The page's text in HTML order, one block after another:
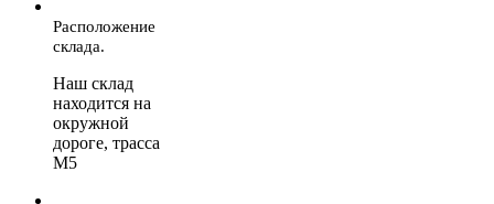
Расположение
склада.
Наш склад
находится на
окружной
дороге, трасса
М5